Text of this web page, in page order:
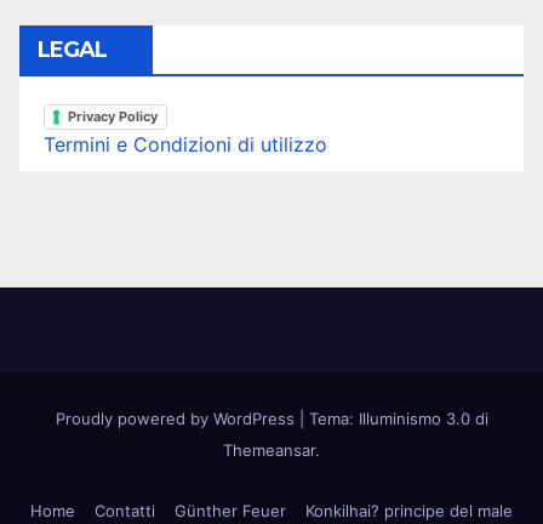
LEGAL
Privacy Policy
Termini e Condizioni di utilizzo
Proudly powered by WordPress
Tema: Illuminismo 3.0 di
Themeansar.
Home Contatti Günther Feuer Konkilhai? principe del male